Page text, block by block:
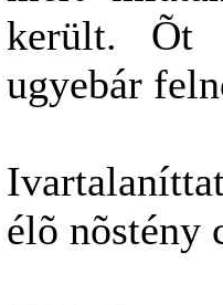
került. Õt
ugyebár
élõ nõstény